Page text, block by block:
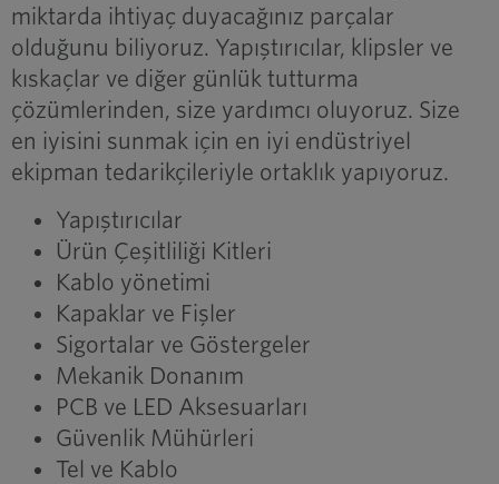
miktarda ihtiyaç duyacağınız parçalar
olduğunu biliyoruz. Yapıştırıcılar, klipsler ve
kıskaçlar ve diğer günlük tutturma
çözümlerinden, size yardımcı oluyoruz. Size
en iyisini sunmak için en iyi endüstriyel
ekipman tedarikçileriyle ortaklık yapıyoruz.
Yapıştırıcılar
Ürün Çeşitliliği Kitleri
Kablo yönetimi
Kapaklar ve Fişler
Sigortalar ve Göstergeler
Mekanik Donanım
PCB ve LED Aksesuarları
Güvenlik Mühürleri
Tel ve Kablo